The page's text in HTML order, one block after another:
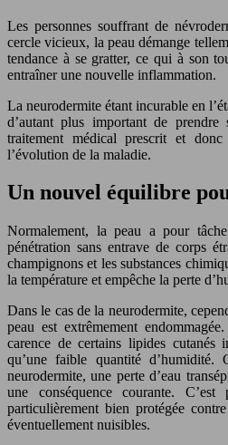
Les personnes souffrant de
cercle vicieux, la peau démange
tendance à se gratter, ce qui à son
entraîner une nouvelle inflammation.
La neurodermite étant incurable en
d’autant plus important de
traitement médical prescrit et
l’évolution de la maladie.
Un nouvel équilibre
Normalement, la peau a pour
pénétration sans entrave de corps
champignons et les substances
la température et empêche la perte
Dans le cas de la neurodermite,
peau est extrêmement
carence de certains lipides cutanés
qu’une faible quantité d’humidité.
neurodermite, une perte d’eau
une conséquence courante.
particulièrement bien protégée
éventuellement nuisibles.